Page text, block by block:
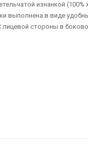
изнанкой (100%
выполнена в виде
лицевой стороны в